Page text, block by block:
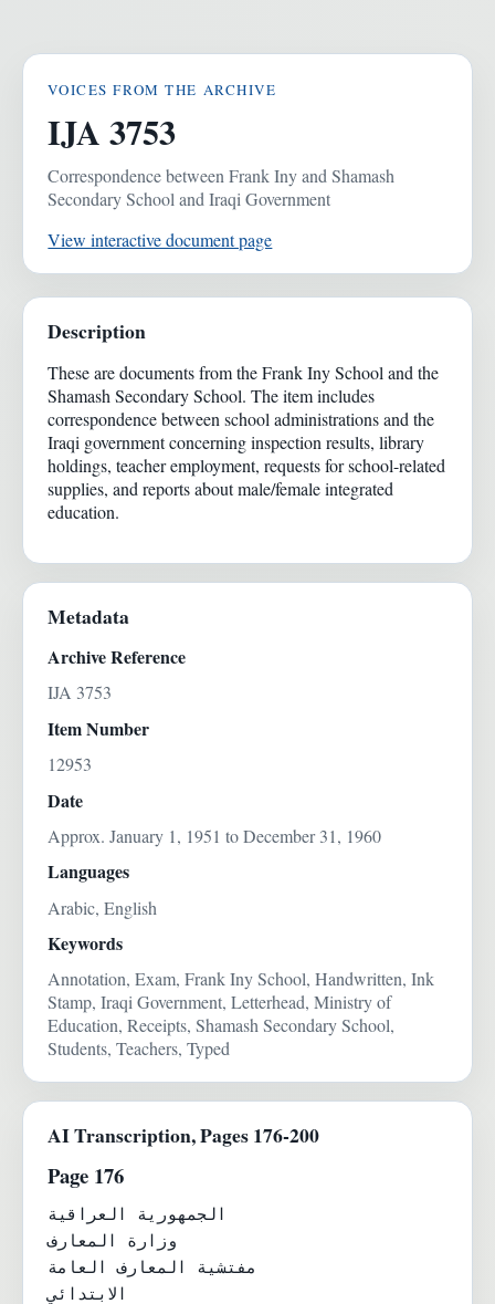
VOICES FROM THE ARCHIVE
IJA 3753
Correspondence between Frank Iny and Shamash
Secondary School and Iraqi Government
View interactive document page
Description
These are documents from the Frank Iny School and the
Shamash Secondary School. The item includes
correspondence between school administrations and the
Iraqi government concerning inspection results, library
holdings, teacher employment, requests for school-related
supplies, and reports about male/female integrated
education.
Metadata
Archive Reference
IJA 3753
Item Number
12953
Date
Approx. January 1, 1951 to December 31, 1960
Languages
Arabic, English
Keywords
Annotation, Exam, Frank Iny School, Handwritten, Ink
Stamp, Iraqi Government, Letterhead, Ministry of
Education, Receipts, Shamash Secondary School,
Students, Teachers, Typed
AI Transcription, Pages 176-200
Page 176
الجمهورية العراقية
وزارة المعارف
مفتشية المعارف العامة
الابتدائي